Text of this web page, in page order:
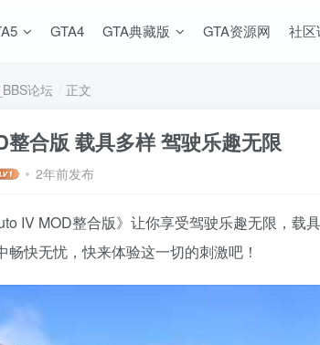
GTA4 GTA典藏版 GTA资源网 社区
论坛 正文
整合版 载具多样 驾驶乐趣无限
2年前发布
IV MOD整合版》让你享受驾驶乐趣无限，
畅快无忧，快来体验这一切的刺激吧！